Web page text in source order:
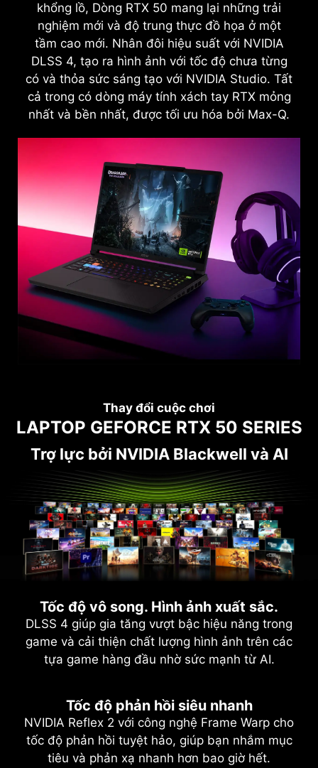
khổng lồ, Dòng RTX 50 mang lại những trải
nghiệm mới và độ trung thực đồ họa ở một
tầm cao mới. Nhân đôi hiệu suất với NVIDIA
DLSS 4, tạo ra hình ảnh với tốc độ chưa từng
có và thỏa sức sáng tạo với NVIDIA Studio. Tất
cả trong có dòng máy tính xách tay RTX mỏng
nhất và bền nhất, được tối ưu hóa bởi Max-Q.
Thay đổi cuộc chơi
LAPTOP GEFORCE RTX 50 SERIES
Trợ lực bởi NVIDIA Blackwell và AI
Tốc độ vô song. Hình ảnh xuất sắc.
DLSS 4 giúp gia tăng vượt bậc hiệu năng trong
game và cải thiện chất lượng hình ảnh trên các
tựa game hàng đầu nhờ sức mạnh từ AI.
Tốc độ phản hồi siêu nhanh
NVIDIA Reflex 2 với công nghệ Frame Warp cho
tốc độ phản hồi tuyệt hảo, giúp bạn nhắm mục
tiêu và phản xạ nhanh hơn bao giờ hết.